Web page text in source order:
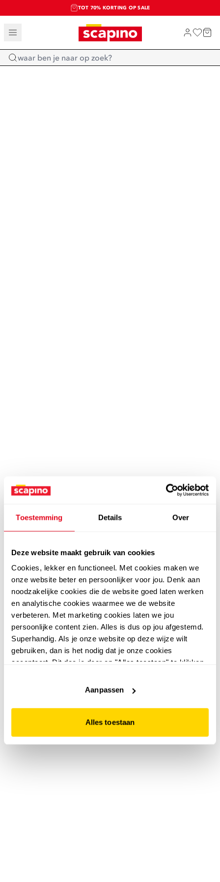
Toestemming Details Over
Deze website maakt gebruik van cookies
Cookies, lekker en functioneel. Met cookies maken we
onze website beter en persoonlijker voor jou. Denk aan
noodzakelijke cookies die de website goed laten werken
en analytische cookies waarmee we de website
verbeteren. Met marketing cookies laten we jou
persoonlijke content zien. Alles is dus op jou afgestemd.
Superhandig. Als je onze website op deze wijze wilt
gebruiken, dan is het nodig dat je onze cookies
accepteert. Dit doe je door op "Alles toestaan" te klikken.
website niet optimaal functioneert.
Aanpassen
Alles toestaan
TOT 70% KORTING OP SALE
SALE: LAATSTE KANS!
SHOP NIEUW
Home